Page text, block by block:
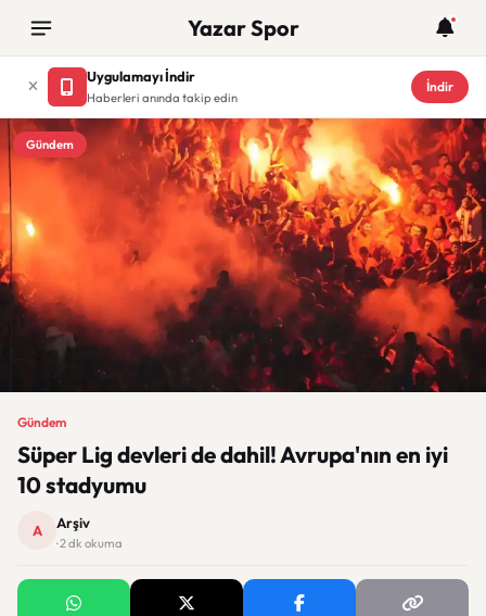
Yazar Spor
Uygulamayı İndir
Haberleri anında takip edin
İndir
Gündem
Gündem
Süper Lig devleri de dahil! Avrupa'nın en iyi
10 stadyumu
A Arşiv
· 2 dk okuma